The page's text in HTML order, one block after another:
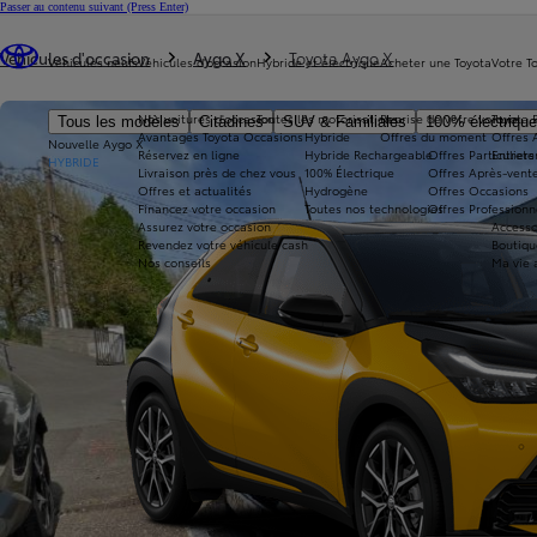
Passer au contenu suivant (Press Enter)
Véhicules neufs
Tous les modèles Citadines SUV & Familiales 100%
Nouvelle Aygo X
HYBRIDE
Véhicules d'occasion
Nos voitures d'occasion
Avantages Toyota Occasions
Réservez en ligne
Livraison près de chez vous
Offres et actualités
Financez votre occasion
Assurez votre occasion
Revendez votre véhicule cash
Nos conseils
Hybride et électrique
Toutes les motorisations
Hybride
Hybride Rechargeable
100% Électrique
Hydrogène
Toutes nos technologies
Acheter une Toyota
Reprise de votre voiture
Offres du moment
Offres Particuliers
Offres Après-
Offres Occasions
Offres
Votre
Toyota
Offres
Ma vie
Véhicules d'occasion Aygo X Toyota Aygo X